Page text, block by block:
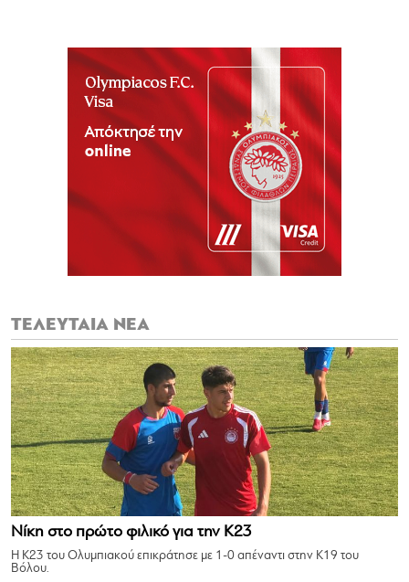
ΤΕΛΕΥΤΑΙΑ ΝΕΑ
Νίκη στο πρώτο φιλικό για την Κ23
Η Κ23 του Ολυμπιακού επικράτησε με 1-0 απέναντι στην Κ19 του
Βόλου.